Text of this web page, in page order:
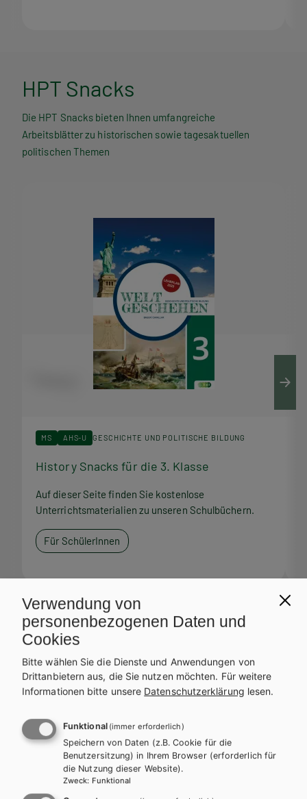
H
P
T
HPT Snacks
Die HPT Snacks bieten Ihnen umfangreiche
Arbeitsblätter zu historischen sowie tagesaktuellen
politischen Themen
MS AHS-U GESCHICHTE UND POLITISCHE BILDUNG
History Snacks für die 3. Klasse
Auf dieser Seite finden Sie kostenlose
Unterrichtsmaterialien zu unseren Schulbüchern.
Für SchülerInnen
Service Team
Bei Fragen zu Ihrer Bestellung steht Ihnen unser Service-Team
zur Verfügung.
LEHRERSERVICE
Karin Ritz
Verwendung von
personenbezogenen Daten und
Cookies
Bitte wählen Sie die Dienste und Anwendungen von
Drittanbietern aus, die Sie nutzen möchten. Für weitere
Informationen bitte unsere Datenschutzerklärung lesen.
Funktional (immer erforderlich)
Speichern von Daten (z.B. Cookie für die
Benutzersitzung) in Ihrem Browser (erforderlich für
die Nutzung dieser Website).
Zweck: Funktional